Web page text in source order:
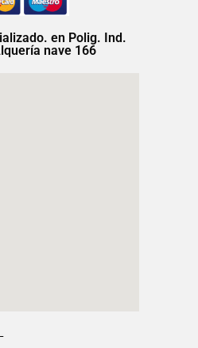
en Polig. Ind.
nave 166